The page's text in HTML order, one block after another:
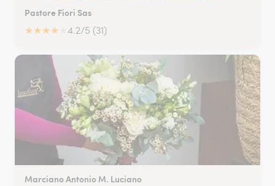
Pastore Fiori Sas
★★★★ 4.2/5 (31)
Marciano Antonio M. Luciano